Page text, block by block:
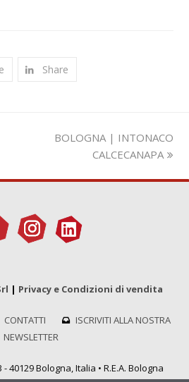
Share
visualizza
articolo:
BOLOGNA | INTONACO
CALCECANAPA
| Privacy e Condizioni di vendita
CONTATTI
ISCRIVITI ALLA NOSTRA
NEWSLETTER
40129 Bologna, Italia • R.E.A. Bologna